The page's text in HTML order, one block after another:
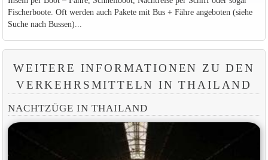
Fischerboote. Oft werden auch Pakete mit Bus + Fähre angeboten (siehe
Suche nach Bussen)...
WEITERE INFORMATIONEN ZU DEN
VERKEHRSMITTELN IN THAILAND
NACHTZÜGE IN THAILAND